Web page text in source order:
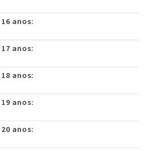
anos:
anos:
anos:
anos:
anos: